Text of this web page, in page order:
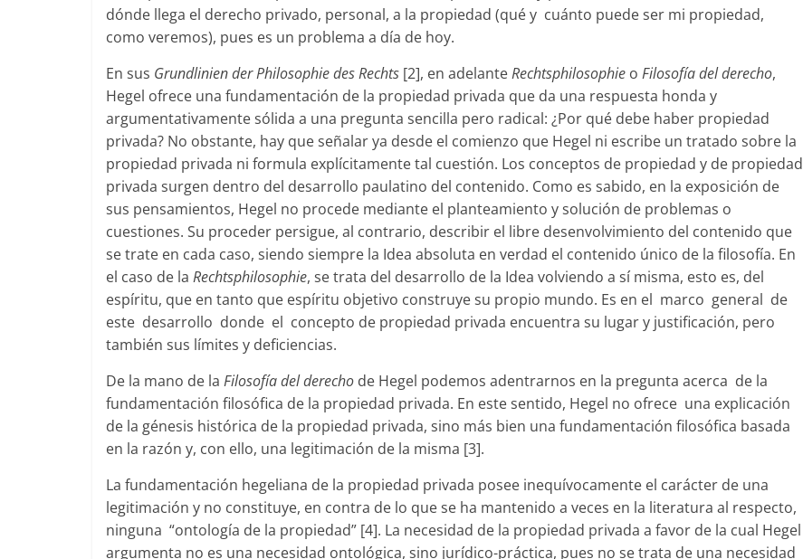
dónde llega el derecho privado, personal, a la propiedad (qué y cuánto puede ser mi propiedad,
como veremos), pues es un problema a día de hoy.
En sus Grundlinien der Philosophie des Rechts [2], en adelanteRechtsphilosophie o Filosofía del derecho,
Hegel ofrece una fundamentación de la propiedad privada que da una respuesta honda y
argumentativamente sólida a una pregunta sencilla pero radical: ¿Por qué debe haber propiedad
privada? No obstante, hay que señalar ya desde el comienzo que Hegel ni escribe un tratado sobre la
propiedad privada ni formula explícitamente tal cuestión. Los conceptos de propiedad y de propiedad
privada surgen dentro del desarrollo paulatino del contenido. Como es sabido, en la exposición de
sus pensamientos, Hegel no procede mediante el planteamiento y solución de problemas o
cuestiones. Su proceder persigue, al contrario, describir el libre desenvolvimiento del contenido que
se trate en cada caso, siendo siempre la Idea absoluta en verdad el contenido único de la filosofía. En
el caso de la Rechtsphilosophie, se trata del desarrollo de la Idea volviendo a sí misma, esto es, del
espíritu, que en tanto que espíritu objetivo construye su propio mundo. Es en el marco general de
este desarrollo donde el concepto de propiedad privada encuentra su lugar y justificación, pero
también sus límites y deficiencias.
De la mano de la Filosofía del derecho de Hegel podemos adentrarnos en la pregunta acerca de la
fundamentación filosófica de la propiedad privada. En este sentido, Hegel no ofrece una explicación
de la génesis histórica de la propiedad privada, sino más bien una fundamentación filosófica basada
en la razón y, con ello, una legitimación de la misma [3].
La fundamentación hegeliana de la propiedad privada posee inequívocamente el carácter de una
legitimación y no constituye, en contra de lo que se ha mantenido a veces en la literatura al respecto,
ninguna “ontología de la propiedad” [4]. La necesidad de la propiedad privada a favor de la cual Hegel
argumenta no es una necesidad ontológica, sino jurídico-práctica, pues no se trata de una necesidad